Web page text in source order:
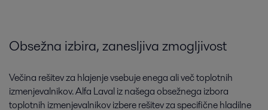
Obsežna izbira, zanesljiva zmogljivost
Večina rešitev za hlajenje vsebuje enega ali več toplotnih
izmenjevalnikov. Alfa Laval iz našega obsežnega izbora
toplotnih izmenjevalnikov izbere rešitev za specifične hladilne